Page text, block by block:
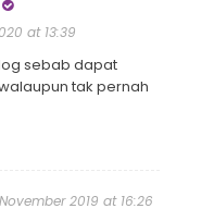
at 13:39
sebab dapat
tak pernah
2019 at 16:26